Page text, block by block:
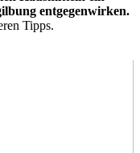
entgegenwirken.
Tipps.